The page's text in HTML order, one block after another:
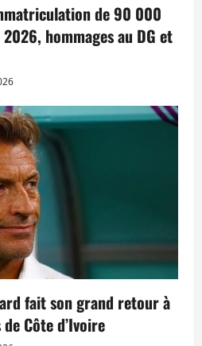
de 90 000
hommages au DG et
fait son grand retour à
Côte d’Ivoire